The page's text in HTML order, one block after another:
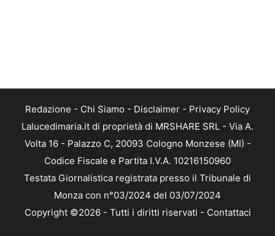
Redazione - Chi Siamo - Disclaimer - Privacy Policy
Lalucedimaria.it di proprietà di MRSHARE SRL - Via A.
Volta 16 - Palazzo C, 20093 Cologno Monzese (MI) -
Codice Fiscale e Partita I.V.A. 10216150960
Testata Giornalistica registrata presso il Tribunale di
Monza con n°03/2024 del 03/07/2024
Copyright ©2026 - Tutti i diritti riservati - Contattaci